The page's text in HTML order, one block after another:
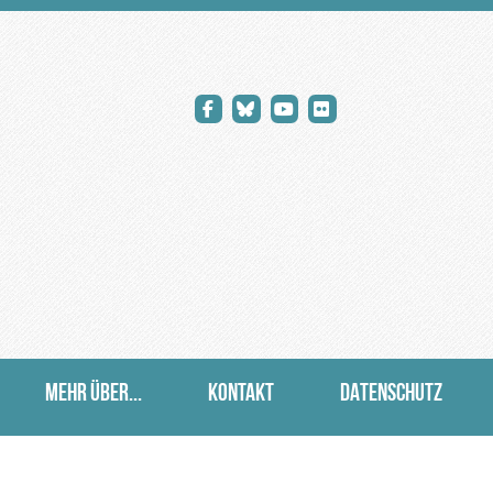
MEHR ÜBER... KONTAKT DATENSCHUTZ